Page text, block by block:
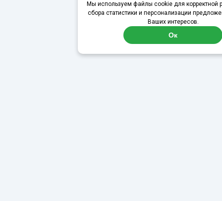
Мы используем файлы cookie для корректной
сбора статистики и персонализации
Ваших интересов.
Ок